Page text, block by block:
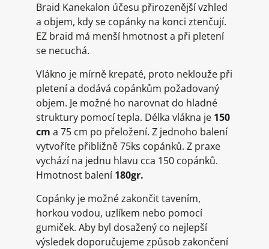
Braid Kanekalon účesu přirozenější vzhled
a objem, kdy se copánky na konci ztenčují.
EZ braid má menší hmotnost a při pletení
se necuchá.
Vlákno je mírně krepaté, proto neklouže při
pletení a dodává copánkům požadovaný
objem. Je možné ho narovnat do hladné
struktury pomocí tepla. Délka vlákna je 150
cm a 75 cm po přeložení. Z jednoho balení
vytvoříte přibližně 75ks copánků. Z praxe
vychází na jednu hlavu cca 150 copánků.
Hmotnost balení180gr.
Copánky je možné zakončit tavením,
horkou vodou, uzlíkem nebo pomocí
gumiček. Aby byl dosažený co nejlepší
výsledek doporučujeme způsob zakončení